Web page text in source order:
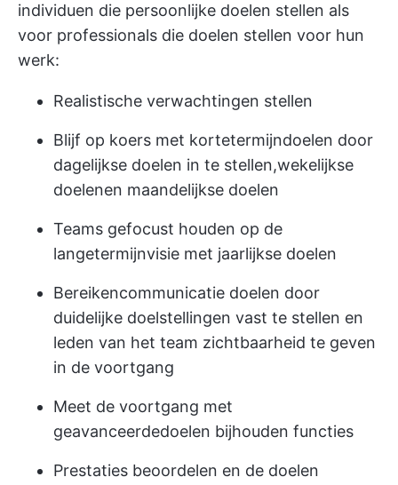
individuen die persoonlijke doelen stellen als
voor professionals die doelen stellen voor hun
werk:
Realistische verwachtingen stellen
Blijf op koers met kortetermijndoelen door
dagelijkse doelen in te stellen,wekelijkse
doelenen maandelijkse doelen
Teams gefocust houden op de
langetermijnvisie met jaarlijkse doelen
Bereikencommunicatie doelen door
duidelijke doelstellingen vast te stellen en
leden van het team zichtbaarheid te geven
in de voortgang
Meet de voortgang met
geavanceerdedoelen bijhouden functies
Prestaties beoordelen en de doelen